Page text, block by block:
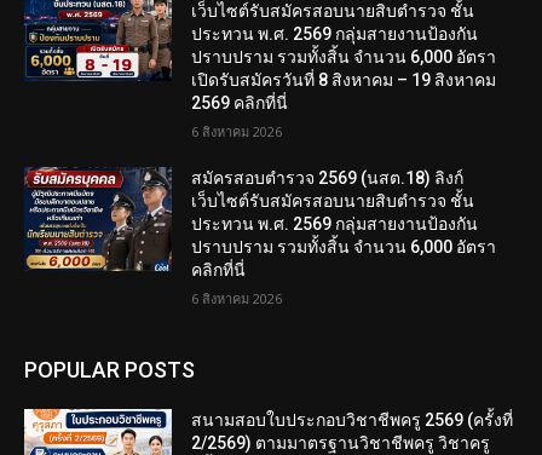
เว็บไซต์รับสมัครสอบนายสิบตำรวจ ชั้น
ประทวน พ.ศ. 2569 กลุ่มสายงานป้องกัน
ปราบปราม รวมทั้งสิ้น จำนวน 6,000 อัตรา
เปิดรับสมัครวันที่ 8 สิงหาคม – 19 สิงหาคม
2569 คลิกที่นี่
6 สิงหาคม 2026
สมัครสอบตํารวจ 2569 (นสต.18) ลิงก์
เว็บไซต์รับสมัครสอบนายสิบตำรวจ ชั้น
ประทวน พ.ศ. 2569 กลุ่มสายงานป้องกัน
ปราบปราม รวมทั้งสิ้น จำนวน 6,000 อัตรา
คลิกที่นี่
6 สิงหาคม 2026
POPULAR POSTS
สนามสอบใบประกอบวิชาชีพครู 2569 (ครั้งที่
2/2569) ตามมาตรฐานวิชาชีพครู วิชาครู